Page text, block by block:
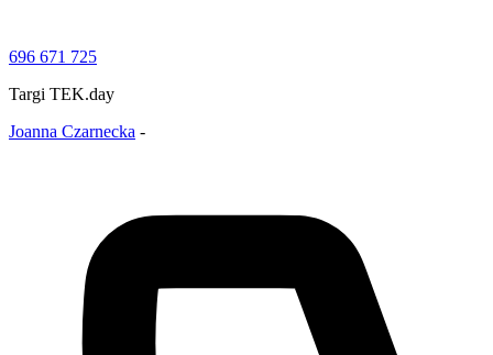
696 671 725
Targi TEK.day
Joanna Czarnecka -